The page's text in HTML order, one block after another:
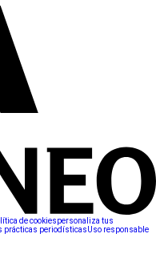
de cookiespersonaliza tus
prácticas periodísticasUso responsable